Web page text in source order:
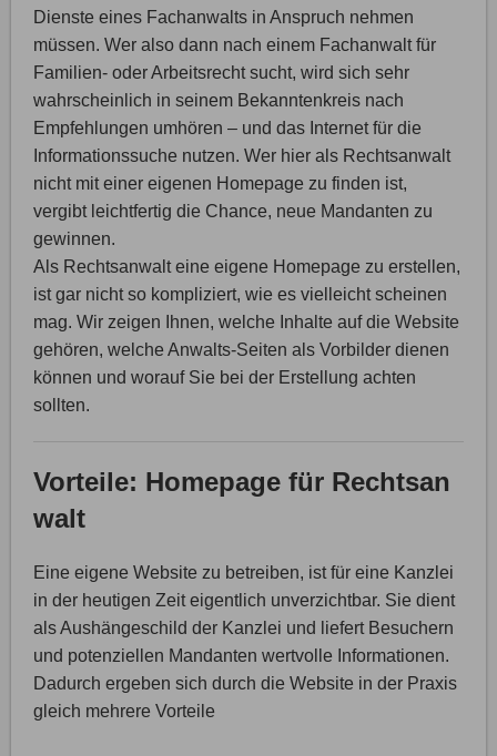
Dienste eines Fachanwalts in Anspruch nehmen
müssen. Wer also dann nach einem Fachanwalt für
Familien- oder Arbeitsrecht sucht, wird sich sehr
wahrscheinlich in seinem Bekanntenkreis nach
Empfehlungen umhören – und das Internet für die
Informationssuche nutzen. Wer hier als Rechtsanwalt
nicht mit einer eigenen Homepage zu finden ist,
vergibt leichtfertig die Chance, neue Mandanten zu
gewinnen.
Als Rechtsanwalt eine eigene Homepage zu erstellen,
ist gar nicht so kompliziert, wie es vielleicht scheinen
mag. Wir zeigen Ihnen, welche Inhalte auf die Website
gehören, welche Anwalts-Seiten als Vorbilder dienen
können und worauf Sie bei der Erstellung achten
sollten.
Vorteile: Homepage für Rechtsan
walt
Eine eigene Website zu betreiben, ist für eine Kanzlei
in der heutigen Zeit eigentlich unverzichtbar. Sie dient
als Aushängeschild der Kanzlei und liefert Besuchern
und potenziellen Mandanten wertvolle Informationen.
Dadurch ergeben sich durch die Website in der Praxis
gleich mehrere Vorteile